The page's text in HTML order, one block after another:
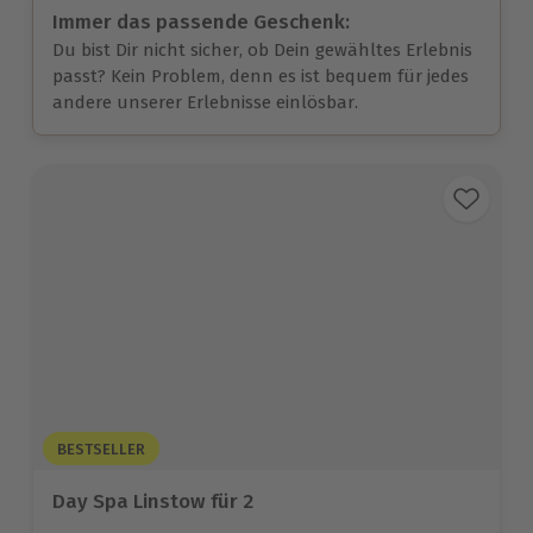
Immer das passende Geschenk:
Du bist Dir nicht sicher, ob Dein gewähltes Erlebnis
passt? Kein Problem, denn es ist bequem für jedes
andere unserer Erlebnisse einlösbar.
BESTSELLER
Day Spa Linstow für 2